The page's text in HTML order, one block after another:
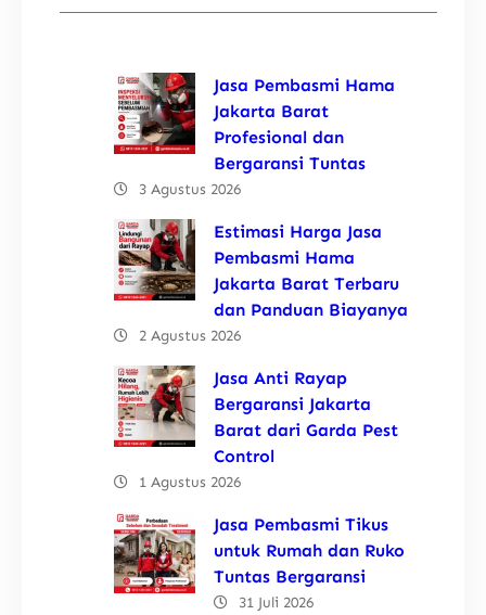
Jasa Pembasmi Hama
Jakarta Barat
Profesional dan
Bergaransi Tuntas
3 Agustus 2026
Estimasi Harga Jasa
Pembasmi Hama
Jakarta Barat Terbaru
dan Panduan Biayanya
2 Agustus 2026
Jasa Anti Rayap
Bergaransi Jakarta
Barat dari Garda Pest
Control
1 Agustus 2026
Jasa Pembasmi Tikus
untuk Rumah dan Ruko
Tuntas Bergaransi
31 Juli 2026